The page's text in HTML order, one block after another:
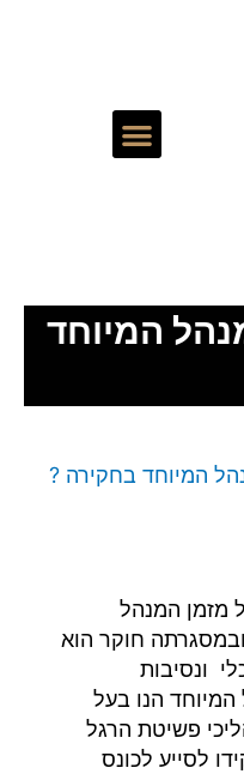
תפריט
המיוחד
המיוחד בחקירה ?
מזמן המנהל
חוקר הוא
ונסיבות
הנו בעל
פשיטת הרגל
לסייע לכונס